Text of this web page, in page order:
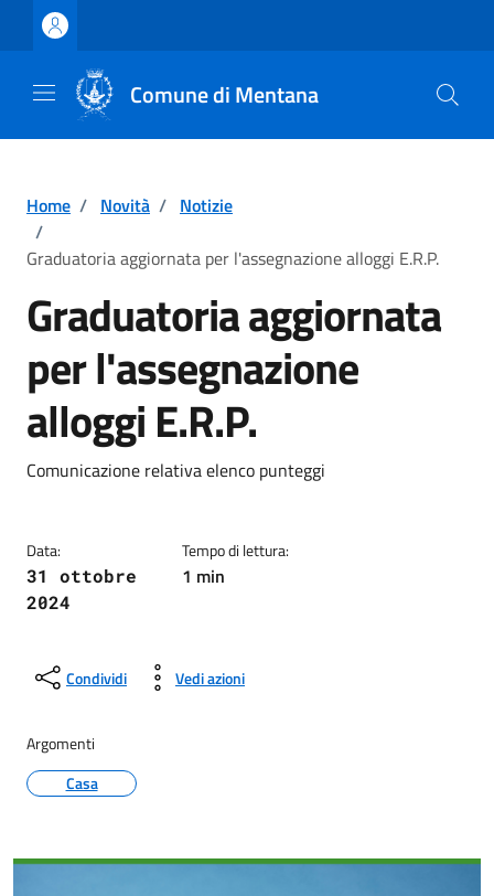
Vai ai contenuti
Vai al footer
Comune di Mentana
Home / Novità / Notizie
/
Graduatoria aggiornata per l'assegnazione alloggi E.R.P.
Graduatoria aggiornata
per l'assegnazione
alloggi E.R.P.
Dettagli della notizia
Comunicazione relativa elenco punteggi
Data:
31 ottobre
2024
Tempo di lettura:
1 min
Condividi Vedi azioni
Argomenti
Casa